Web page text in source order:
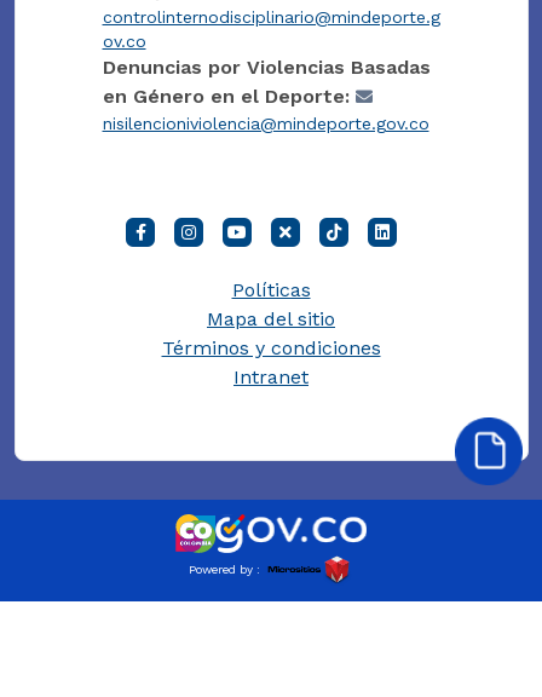
controlinternodisciplinario@mindeporte.g
ov.co
Denuncias por Violencias Basadas
en Género en el Deporte:
nisilencioniviolencia@mindeporte.gov.co
Políticas
Mapa del sitio
Términos y condiciones
Intranet
Powered by :